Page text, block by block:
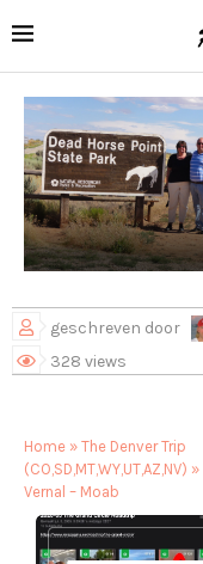
geschreven door
328 views
Home » The Denver Trip
(CO,SD,MT,WY,UT,AZ,NV) »
Vernal – Moab